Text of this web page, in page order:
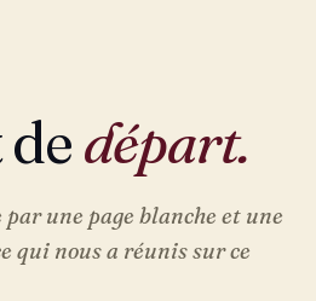
départ.
par une page blanche et une
qui nous a réunis sur ce